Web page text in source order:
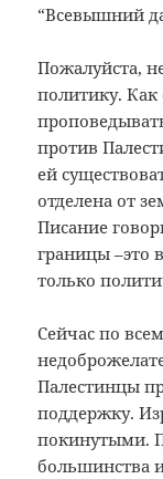
“Всевышний
Пожалуйста,
политику.
против
ей
отделена от
Писание
границы –это
только
Сейчас по
Палестинцы
поддержку.
покинутыми.
большинства